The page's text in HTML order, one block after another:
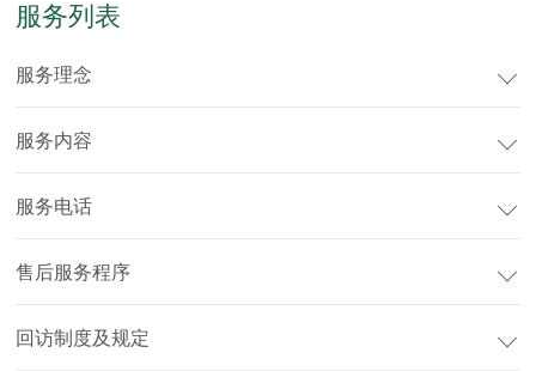
服务列表
服务理念
服务内容
服务电话
售后服务程序
回访制度及规定